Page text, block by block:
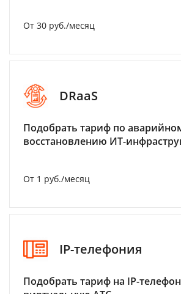
От 30 руб./месяц
DRaaS
Подобрать тариф по
восстановлению ИТ-
От 1 руб./месяц
IP-телефония
Подобрать тариф на IP-